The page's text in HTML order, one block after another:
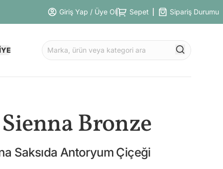
Giriş Yap / Üye Ol Sepet Sipariş Durumu
Bronze
Saksıda Antoryum Çiçeği